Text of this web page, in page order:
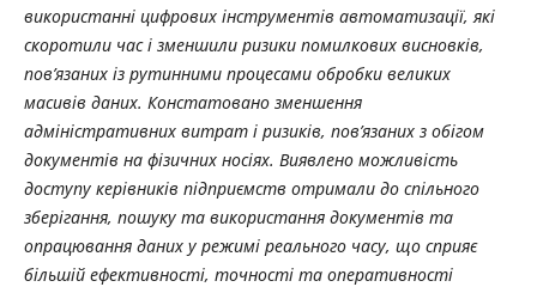
використанні цифрових інструментів автоматизації, які
скоротили час і зменшили ризики помилкових висновків,
пов’язаних із рутинними процесами обробки великих
масивів даних. Констатовано зменшення
адміністративних витрат і ризиків, пов’язаних з обігом
документів на фізичних носіях. Виявлено можливість
доступу керівників підприємств отримали до спільного
зберігання, пошуку та використання документів та
опрацювання даних у режимі реального часу, що сприяє
більшій ефективності, точності та оперативності